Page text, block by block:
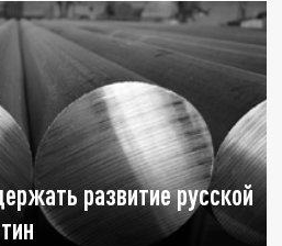
развитие русской